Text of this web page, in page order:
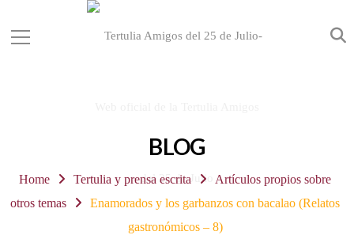
BLOG
Home Tertulia y prensa escrita
Artículos propios sobre
otros temas
Enamorados y los garbanzos con bacalao (Relatos
gastronómicos – 8)